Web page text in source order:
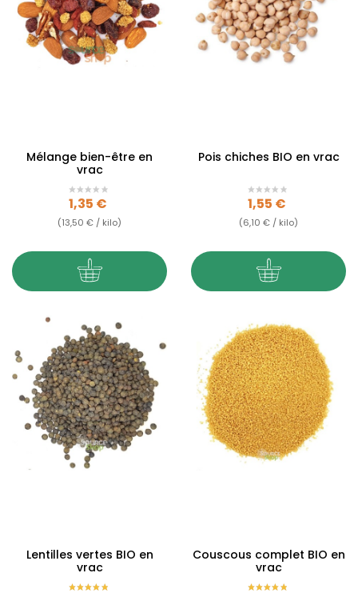
Mélange bien-être en
vrac
Prix
1,35 €
(13,50 € / kilo)
Pois chiches BIO en vrac
Prix
1,55 €
(6,10 € / kilo)
Lentilles vertes BIO en
vrac
Couscous complet BIO en
vrac